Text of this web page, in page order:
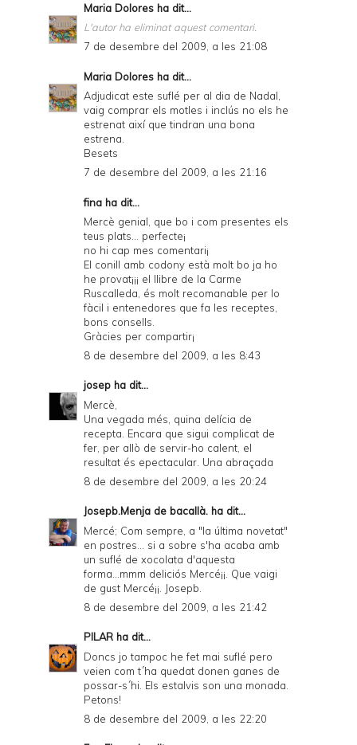
Maria Dolores ha dit...
L'autor ha eliminat aquest comentari.
7 de desembre del 2009, a les 21:08
Maria Dolores ha dit...
Adjudicat este suflé per al dia de Nadal,
vaig comprar els motles i inclús no els he
estrenat així que tindran una bona
estrena.
Besets
7 de desembre del 2009, a les 21:16
fina ha dit...
Mercè genial, que bo i com presentes els
teus plats... perfecte¡
no hi cap mes comentari¡
El conill amb codony està molt bo ja ho
he provat¡¡¡ el llibre de la Carme
Ruscalleda, és molt recomanable per lo
fàcil i entenedores que fa les receptes,
bons consells.
Gràcies per compartir¡
8 de desembre del 2009, a les 8:43
josep ha dit...
Mercè,
Una vegada més, quina delícia de
recepta. Encara que sigui complicat de
fer, per allò de servir-ho calent, el
resultat és epectacular. Una abraçada
8 de desembre del 2009, a les 20:24
Josepb.Menja de bacallà. ha dit...
Mercé; Com sempre, a "la última novetat"
en postres... si a sobre s'ha acaba amb
un suflé de xocolata d'aquesta
forma...mmm deliciós Mercé¡¡. Que vaigi
de gust Mercé¡¡. Josepb.
8 de desembre del 2009, a les 21:42
PILAR ha dit...
Doncs jo tampoc he fet mai suflé pero
veien com t´ha quedat donen ganes de
possar-s´hi. Els estalvis son una monada.
Petons!
8 de desembre del 2009, a les 22:20